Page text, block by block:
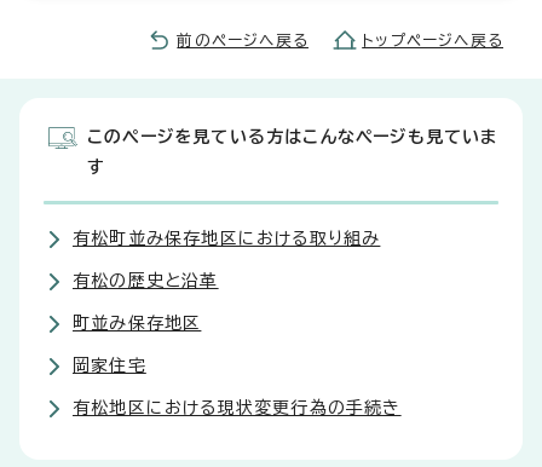
前のページへ戻る トップページへ戻る
このページを見ている方はこんなページも見ていま
す
有松町並み保存地区における取り組み
有松の歴史と沿革
町並み保存地区
岡家住宅
有松地区における現状変更行為の手続き